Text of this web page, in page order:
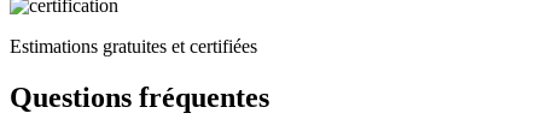
Estimations gratuites et certifiées
Questions fréquentes